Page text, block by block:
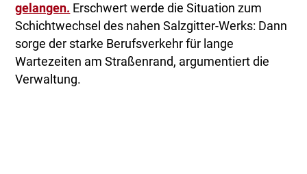
gelangen. Erschwert werde die Situation zum
Schichtwechsel des nahen Salzgitter-Werks: Dann
sorge der starke Berufsverkehr für lange
Wartezeiten am Straßenrand, argumentiert die
Verwaltung.